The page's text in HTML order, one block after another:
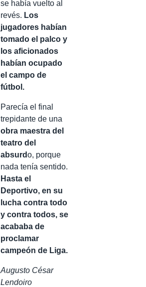
se había vuelto al
revés. Los
jugadores habían
tomado el palco y
los aficionados
habían ocupado
el campo de
fútbol.
Parecía el final
trepidante de una
obra maestra del
teatro del
absurdo, porque
nada tenía sentido.
Hasta el
Deportivo, en su
lucha contra todo
y contra todos, se
acababa de
proclamar
campeón de Liga.
Augusto César
Lendoiro